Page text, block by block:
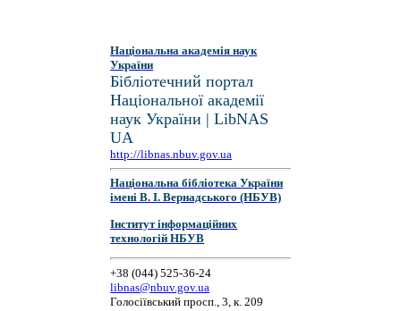
Національна академія наук
України
Бібліотечний портал
Національної академії
наук України | LibNAS
UA
http://libnas.nbuv.gov.ua
Національна бібліотека України
імені В. І. Вернадського (НБУВ)
Інститут інформаційних
технологій НБУВ
+38 (044) 525-36-24
libnas@nbuv.gov.ua
Голосіївський просп., 3, к. 209